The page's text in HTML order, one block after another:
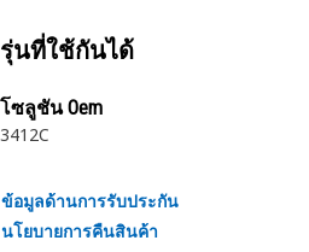
รุ่นที่ใช้กันได้
โซลูชัน Oem
3412C
ข้อมูลด้านการรับประกัน
นโยบายการคืนสินค้า